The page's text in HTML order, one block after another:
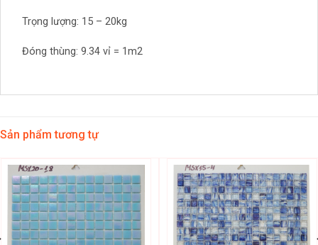
Trọng lượng: 15 – 20kg
Đóng thùng: 9.34 vỉ = 1m2
Sản phẩm tương tự